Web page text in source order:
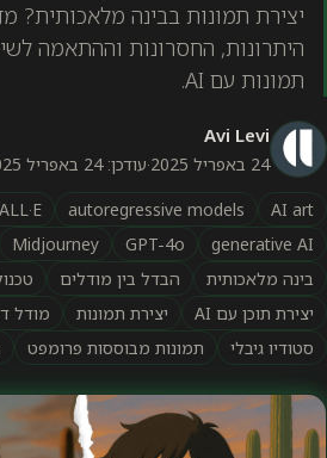
יצירת תמונות בבינה מלאכותית?
היתרונות, החסרונות וההתאמה
תמונות עם AI.
Avi Levi
24 באפריל 2025 ·עודכן: 24 באפריל 2025
AI art
autoregressive models
generative AI
GPT-4o
Midjourney
בינה מלאכותית
הבדל בין מודלים
יצירת תוכן עם AI
יצירת תמונות מודל
סטודיו גיבלי
תמונות מבוססות פרומפט